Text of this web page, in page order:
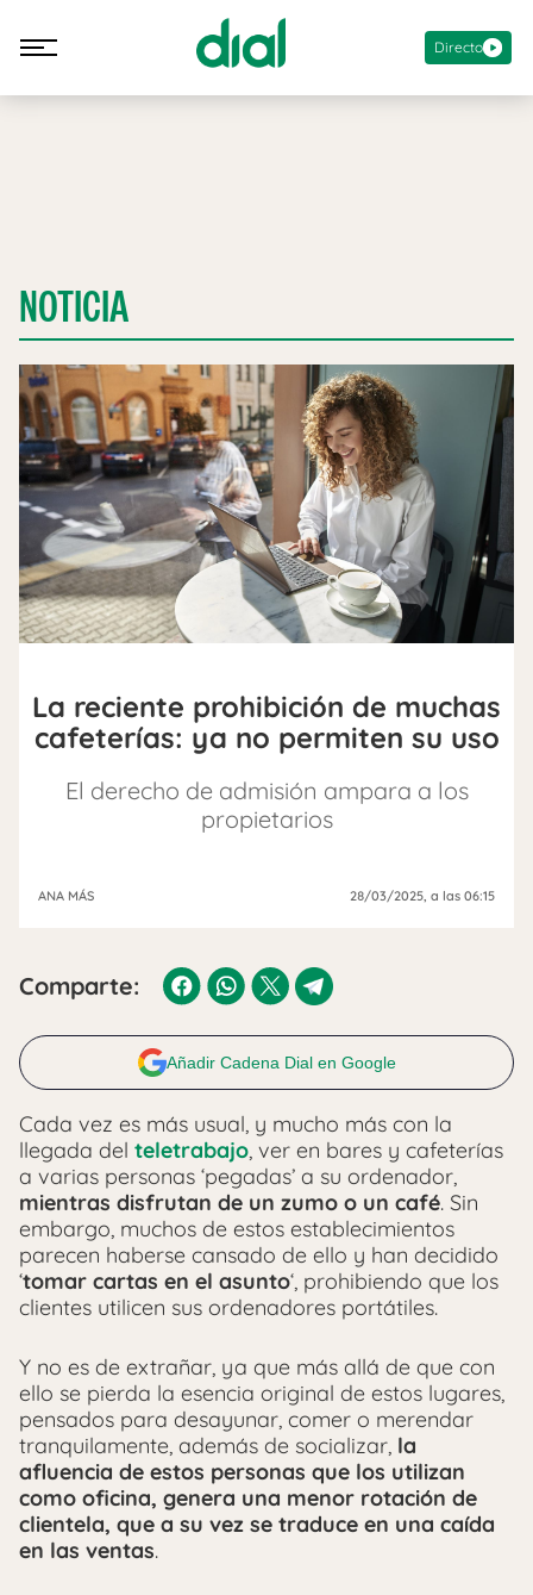
Directo
NOTICIA
La reciente prohibición de muchas
cafeterías: ya no permiten su uso
El derecho de admisión ampara a los
propietarios
ANA MÁS 28/03/2025, a las 06:15
Comparte:
Añadir Cadena Dial en Google
Cada vez es más usual, y mucho más con la
llegada del teletrabajo, ver en bares y cafeterías
a varias personas ‘pegadas’ a su ordenador,
mientras disfrutan de un zumo o un café. Sin
embargo, muchos de estos establecimientos
parecen haberse cansado de ello y han decidido
‘tomar cartas en el asunto‘, prohibiendo que los
clientes utilicen sus ordenadores portátiles.
Y no es de extrañar, ya que más allá de que con
ello se pierda la esencia original de estos lugares,
pensados para desayunar, comer o merendar
tranquilamente, además de socializar, la
afluencia de estos personas que los utilizan
como oficina, genera una menor rotación de
clientela, que a su vez se traduce en una caída
en las ventas.